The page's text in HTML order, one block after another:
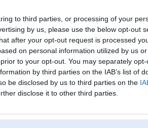
to third parties, or processing of your
by us, please use the below opt-out
after your opt-out request is processed
on personal information utilized by us
to your opt-out. You may separately
by third parties on the IAB’s list of
be disclosed by us to third parties on the
disclose it to other third parties.
profils
Pēdējo reizi manīts: 15. Jul 2026, 10:40
janexz
Daugavpils
8061